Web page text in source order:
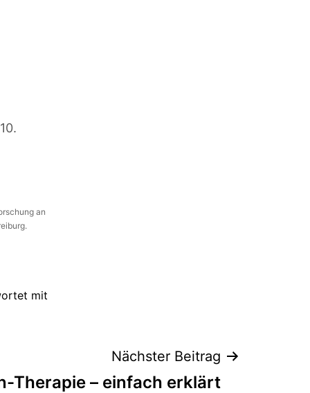
10.
an
mit
Nächster Beitrag
Therapie – einfach erklärt